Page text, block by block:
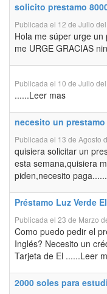
solicito prestamo
Publicada el 12 de Julio
Hola me súper urge
me URGE GRACIAS
Publicada el 10 de Julio
......Leer mas
necesito un
Publicada el 13 de Agosto
quisiera solicitar un
esta semana,quisiera
piden,necesito
Préstamo Luz Verde
Publicada el 23 de Marzo
Como puedo pedir el
Inglés? Necesito un
Tarjeta de El ......Leer
2000 soles para